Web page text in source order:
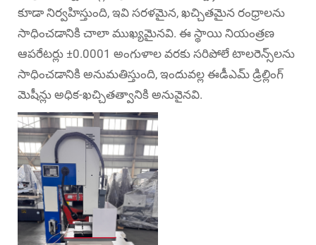
కూడా నిర్వహిస్తుంది, ఇవి సరళమైన, ఖచ్చితమైన రంధ్రాలను
సాధించడానికి చాలా ముఖ్యమైనవి. ఈ స్థాయి నియంత్రణ
ఆపరేటర్లు ±0.0001 అంగుళాల వరకు సరిపోలే టాలరెన్స్‌లను
సాధించడానికి అనుమతిస్తుంది, ఇందువల్ల ఈడీఎమ్ డ్రిల్లింగ్
మెషీన్లు అధిక-ఖచ్చితత్వానికి అనువైనవి.